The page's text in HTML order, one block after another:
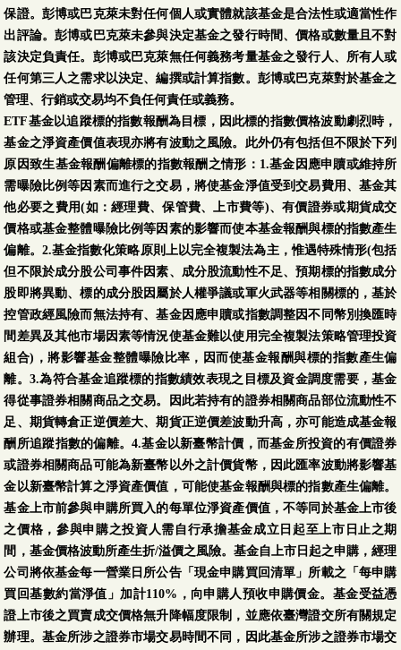
保證。彭博或巴克萊未對任何個人或實體就該基金是合法性或適當性作
出評論。彭博或巴克萊未參與決定基金之發行時間、價格或數量且不對
該決定負責任。彭博或巴克萊無任何義務考量基金之發行人、所有人或
任何第三人之需求以決定、編撰或計算指數。彭博或巴克萊對於基金之
管理、行銷或交易均不負任何責任或義務。
ETF基金以追蹤標的指數報酬為目標，因此標的指數價格波動劇烈時，
基金之淨資產價值表現亦將有波動之風險。此外仍有包括但不限於下列
原因致生基金報酬偏離標的指數報酬之情形：1.基金因應申贖或維持所
需曝險比例等因素而進行之交易，將使基金淨值受到交易費用、基金其
他必要之費用(如：經理費、保管費、上市費等)、有價證券或期貨成交
價格或基金整體曝險比例等因素的影響而使本基金報酬與標的指數產生
偏離。2.基金指數化策略原則上以完全複製法為主，惟遇特殊情形(包括
但不限於成分股公司事件因素、成分股流動性不足、預期標的指數成分
股即將異動、標的成分股因屬於人權爭議或軍火武器等相關標的，基於
控管政經風險而無法持有、基金因應申贖或指數調整因不同幣別換匯時
間差異及其他市場因素等情況使基金難以使用完全複製法策略管理投資
組合)，將影響基金整體曝險比率，因而使基金報酬與標的指數產生偏
離。3.為符合基金追蹤標的指數績效表現之目標及資金調度需要，基金
得從事證券相關商品之交易。因此若持有的證券相關商品部位流動性不
足、期貨轉倉正逆價差大、期貨正逆價差波動升高，亦可能造成基金報
酬所追蹤指數的偏離。4.基金以新臺幣計價，而基金所投資的有價證券
或證券相關商品可能為新臺幣以外之計價貨幣，因此匯率波動將影響基
金以新臺幣計算之淨資產價值，可能使基金報酬與標的指數產生偏離。
基金上市前參與申購所買入的每單位淨資產價值，不等同於基金上市後
之價格，參與申購之投資人需自行承擔基金成立日起至上市日止之期
間，基金價格波動所產生折/溢價之風險。基金自上市日起之申購，經理
公司將依基金每一營業日所公告「現金申購買回清單」所載之「每申購
買回基數約當淨值」加計110%，向申購人預收申購價金。基金受益憑
證上市後之買賣成交價格無升降幅度限制，並應依臺灣證交所有關規定
辦理。基金所涉之證券市場交易時間不同，因此基金所涉之證券市場交